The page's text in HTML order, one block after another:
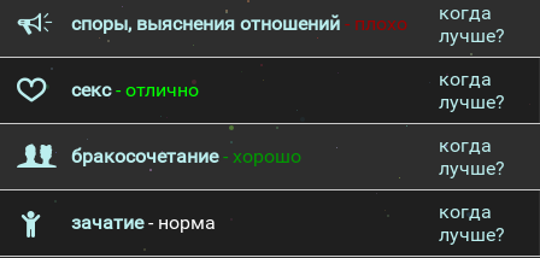
споры, выяснения отношений - плохо
когда
лучше?
секс- отлично
когда
лучше?
бракосочетание- хорошо
когда
лучше?
зачатие- норма
когда
лучше?